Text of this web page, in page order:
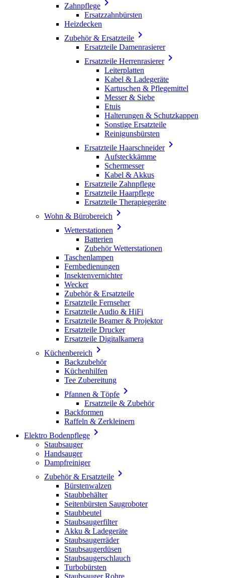
Zahnpflege 
Ersatzzahnbürsten
Heizdecken
Zubehör & Ersatzteile 
Ersatzteile Damenrasierer
Ersatzteile Herrenrasierer
Leiterplatten
Kabel & Ladegeräte
Kartuschen & Pflegemittel
Messer & Siebe
Etuis
Halterungen & Schutzkappen
Sonstige Ersatzteile
Reinigunsbürsten
Ersatzteile Haarschneider
Aufsteckkämme
Schermesser
Kabel & Akkus
Ersatzteile Zahnpflege
Ersatzteile Haarpflege
Ersatzteile Therapiegeräte
Wohn & Bürobereich 
Wetterstationen 
Batterien
Zubehör Wetterstationen
Taschenlampen
Fernbedienungen
Insektenvernichter
Wecker
Zubehör & Ersatzteile
Ersatzteile Fernseher
Ersatzteile Audio & HiFi
Ersatzteile Beamer & Projektor
Ersatzteile Drucker
Ersatzteile Digitalkamera
Küchenbereich 
Backzubehör
Küchenhilfen
Tee Zubereitung
Pfannen & Töpfe 
Ersatzteile & Zubehör
Backformen
Raffeln & Zerkleinern
Elektro Bodenpflege 
Staubsauger
Handsauger
Dampfreiniger
Zubehör & Ersatzteile 
Bürstenwalzen
Staubbehälter
Seitenbürsten Saugroboter
Staubbeutel
Staubsaugerfilter
Akku & Ladegeräte
Staubsaugerräder
Staubsaugerdüsen
Staubsaugerschlauch
Turbobürsten
Staubsauger Rohre